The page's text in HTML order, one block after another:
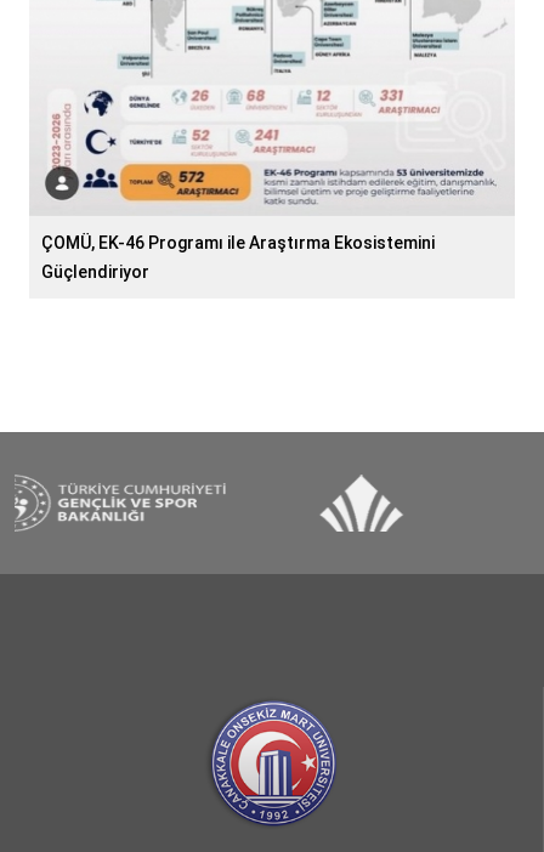
ÇOMÜ, EK-46 Programı ile Araştırma Ekosistemini
Güçlendiriyor